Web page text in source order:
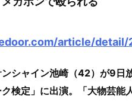
article/
シャイン池崎（42）が9日
検定」に出演。「大物芸能